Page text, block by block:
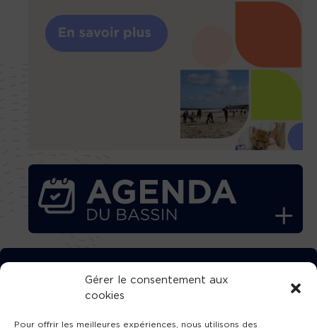
Gérer le consentement aux
cookies
Pour offrir les meilleures expériences, nous utilisons des
TÉLÉCHARGEZ GRATUITEMENT
L’APPLICATION TVBA !